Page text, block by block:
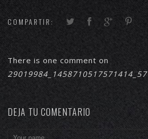
COMPARTIR:
There is one comment on
DEJA TU COMENTARIO